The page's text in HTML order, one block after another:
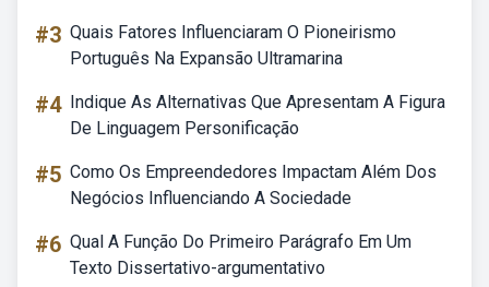
#3 Quais Fatores Influenciaram O Pioneirismo
Português Na Expansão Ultramarina
#4 Indique As Alternativas Que Apresentam A Figura
De Linguagem Personificação
#5 Como Os Empreendedores Impactam Além Dos
Negócios Influenciando A Sociedade
#6 Qual A Função Do Primeiro Parágrafo Em Um
Texto Dissertativo-argumentativo